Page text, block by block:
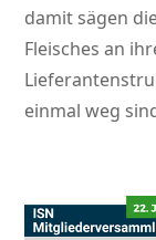
damit sägen
Fleisches an
einmal weg